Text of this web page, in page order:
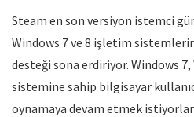
Steam en son versiyon istemci
Windows 7 ve 8 işletim
desteği sona erdiriyor. Windows
sistemine sahip bilgisayar
oynamaya devam etmek